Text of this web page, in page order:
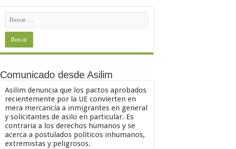
Comunicado desde Asilim
Asilim denuncia que los pactos aprobados
recientemente por la UE convierten en
mera mercancía a inmigrantes en general
y solicitantes de asilo en particular. Es
contraria a los derechos humanos y se
acerca a postulados políticos inhumanos,
extremistas y peligrosos.